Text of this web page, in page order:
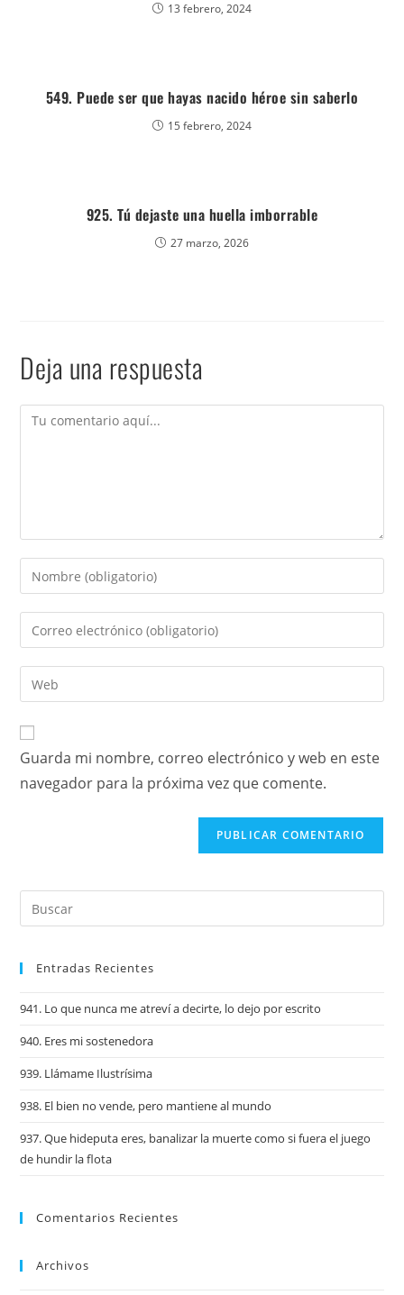
13 febrero, 2024
549. Puede ser que hayas nacido héroe sin saberlo
15 febrero, 2024
925. Tú dejaste una huella imborrable
27 marzo, 2026
Deja una respuesta
Guarda mi nombre, correo electrónico y web en este
navegador para la próxima vez que comente.
Entradas Recientes
941. Lo que nunca me atreví a decirte, lo dejo por escrito
940. Eres mi sostenedora
939. Llámame Ilustrísima
938. El bien no vende, pero mantiene al mundo
937. Que hideputa eres, banalizar la muerte como si fuera el juego
de hundir la flota
Comentarios Recientes
Archivos